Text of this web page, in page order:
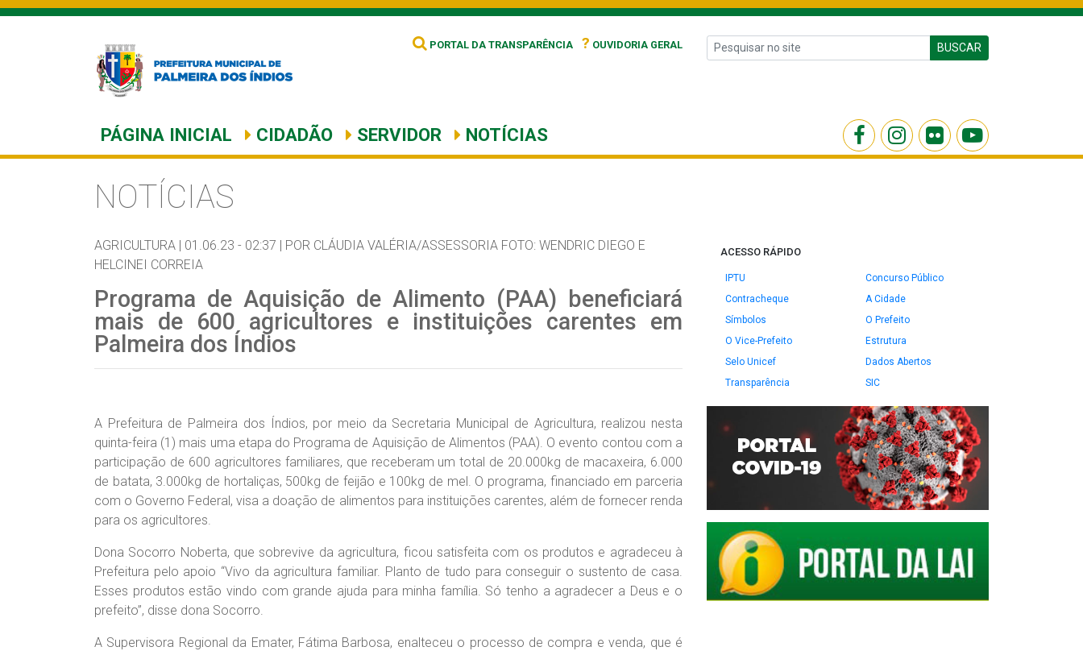
PORTAL DA TRANSPARÊNCIA ? OUVIDORIA GERAL BUSCAR
PÁGINA INICIAL CIDADÃO SERVIDOR NOTÍCIAS
NOTÍCIAS
AGRICULTURA | 01.06.23 - 02:37 | POR CLÁUDIA VALÉRIA/ASSESSORIA FOTO: WENDRIC DIEGO E
HELCINEI CORREIA
Programa de Aquisição de Alimento (PAA) beneficiará
mais de 600 agricultores e instituições carentes em
Palmeira dos Índios
A Prefeitura de Palmeira dos Índios, por meio da Secretaria Municipal de Agricultura, realizou nesta
quinta-feira (1) mais uma etapa do Programa de Aquisição de Alimentos (PAA). O evento contou com a
participação de 600 agricultores familiares, que receberam um total de 20.000kg de macaxeira, 6.000
de batata, 3.000kg de hortaliças, 500kg de feijão e 100kg de mel. O programa, financiado em parceria
com o Governo Federal, visa a doação de alimentos para instituições carentes, além de fornecer renda
para os agricultores.
Dona Socorro Noberta, que sobrevive da agricultura, ficou satisfeita com os produtos e agradeceu à
Prefeitura pelo apoio “Vivo da agricultura familiar. Planto de tudo para conseguir o sustento de casa.
Esses produtos estão vindo com grande ajuda para minha família. Só tenho a agradecer a Deus e o
prefeito”, disse dona Socorro.
A Supervisora Regional da Emater, Fátima Barbosa, enalteceu o processo de compra e venda, que é
ACESSO RÁPIDO
IPTU
Concurso Público
Contracheque
A Cidade
Símbolos
O Prefeito
O Vice-Prefeito
Estrutura
Selo Unicef
Dados Abertos
Transparência
SIC